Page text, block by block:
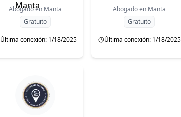
Abogado en Manta
Gratuito
Última conexión: 1/18/2025
Abogado en Manta
Gratuito
Última conexión: 1/18/2025